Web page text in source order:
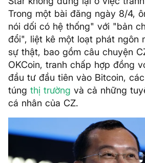
Trong một bài đăng ngày 8/4,
nói dối có hệ thống" với "bản
đổi", liệt kê một loạt phát ngôn
sự thật, bao gồm câu chuyện
OKCoin, tranh chấp hợp đồng
đầu tư đầu tiên vào Bitcoin,
túng thị trường và cả những
cá nhân của CZ.